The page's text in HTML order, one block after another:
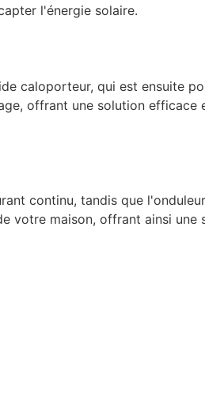
l'énergie solaire.
caloporteur, qui est ensuite
offrant une solution efficace
continu, tandis que
votre maison, offrant ainsi une